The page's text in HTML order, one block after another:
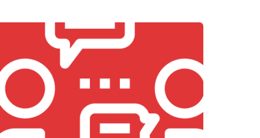
от 4200 ₽
от 3900 ₽ Заказать
от 4800 ₽ Заказать